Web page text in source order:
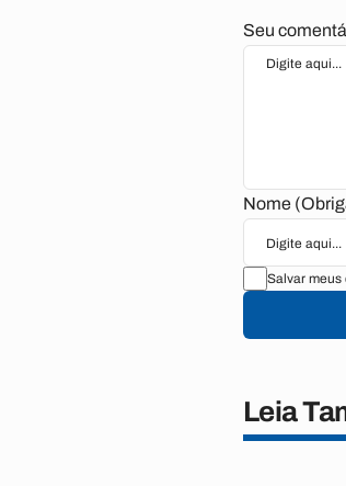
Seu
Nome
Salvar meus
Leia